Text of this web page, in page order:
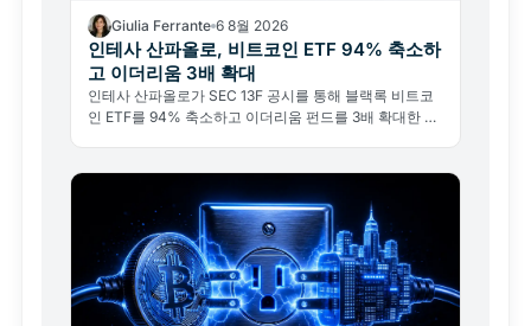
Giulia Ferrante 6 8월 2026
인테사 산파올로, 비트코인 ETF 94% 축소하
고 이더리움 3배 확대
인테사 산파올로가 SEC 13F 공시를 통해 블랙록 비트코
인 ETF를 94% 축소하고 이더리움 펀드를 3배 확대한 사